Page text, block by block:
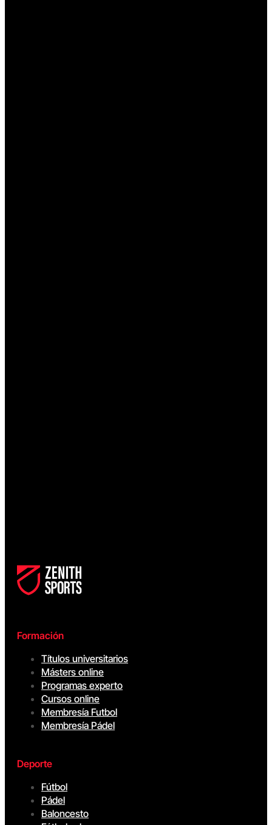
Formación
Títulos universitarios
Másters online
Programas experto
Cursos online
Membresía Futbol
Membresía Pádel
Deporte
Fútbol
Pádel
Baloncesto